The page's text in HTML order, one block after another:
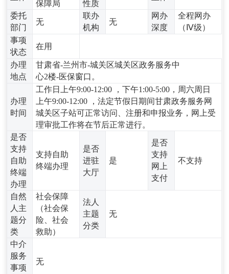
保障局
性质
委托
部门
无
联办
机构
无
网办
深度
全程网办
（Ⅳ级）
事项
状态
在用
办理
地点
甘肃省-兰州市-城关区城关区政务服务中
心2楼-医保窗口。
办理
时间
工作日上午9:00-12:00 ，下午1:00-5:00，周六周日
上午9:00-12:00 ，法定节假日期间甘肃政务服务网
城关区子站可正常访问、注册和申报业务，网上受
理审批工作将在节后正常进行。
是否
支持
自助
终端
办理
支持自助
终端办理
是否
进驻
大厅
是
是否
支持
网上
支付
不支持
自然
人主
题分
类
社会保障
（社会保
险、社会
救助）
法人
主题
分类
无
中介
服务
事项
无